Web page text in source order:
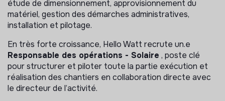
étude de dimensionnement, approvisionnement du
matériel, gestion des démarches administratives,
installation et pilotage.
En très forte croissance, Hello Watt recrute un.e
Responsable des opérations - Solaire , poste clé
pour structurer et piloter toute la partie exécution et
réalisation des chantiers en collaboration directe avec
le directeur de l’activité.